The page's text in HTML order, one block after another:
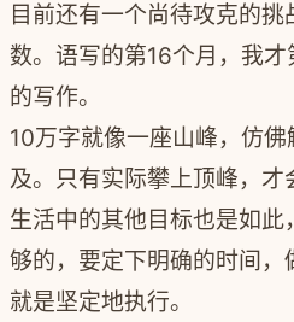
目前还有一个尚待攻克的
数。 语写的第16个月，我
的写作。
10万字就像一座山峰，仿
及。只有实际攀上顶峰，才
生活中的其他目标也是如
够的，要定下明确的时间，
就是坚定地执行。